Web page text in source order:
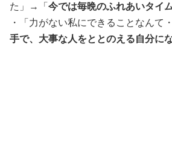
た」→「 今では毎晩のふれあいタイ
・「力がない私にできることなんて
手で、大事な人をととのえる自分にな